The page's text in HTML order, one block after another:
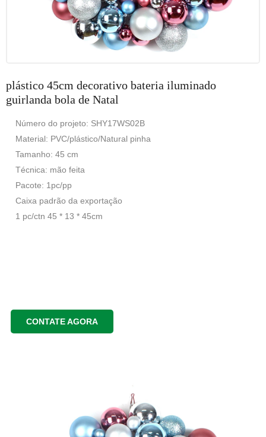
plástico 45cm decorativo bateria iluminado
guirlanda bola de Natal
Número do projeto: SHY17WS02B
Material: PVC/plástico/Natural pinha
Tamanho: 45 cm
Técnica: mão feita
Pacote: 1pc/pp
Caixa padrão da exportação
1 pc/ctn 45 * 13 * 45cm
CONTATE AGORA